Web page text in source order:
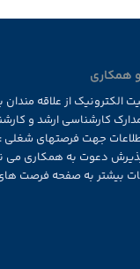
همکاری
الکترونیک از علاقه مندان
مدارک کارشناسی ارشد و
جهت فرصتهای شغلی
دعوت به همکاری می
بیشتر به صفحه فرصت